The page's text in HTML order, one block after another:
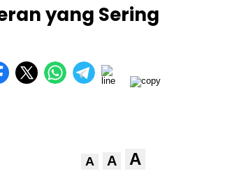
yang Sering
A A A